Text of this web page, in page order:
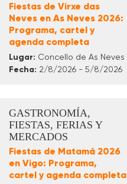
Fiestas de Virxe das
Neves en As Neves 2026:
Programa, cartel y
agenda completa
Lugar: Concello de As Neves
Fecha: 2/8/2026 - 5/8/2026
GASTRONOMÍA,
FIESTAS, FERIAS Y
MERCADOS
Fiestas de Matamá 2026
en Vigo: Programa,
cartel y agenda completa